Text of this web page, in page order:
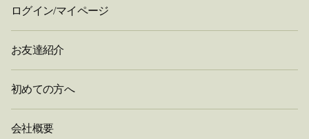
ログイン/マイページ
お友達紹介
初めての方へ
会社概要